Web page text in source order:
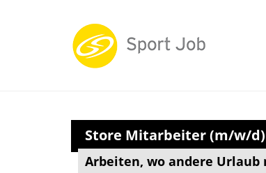
Store Mitarbeiter (m/w/d)
Arbeiten, wo andere Urlaub